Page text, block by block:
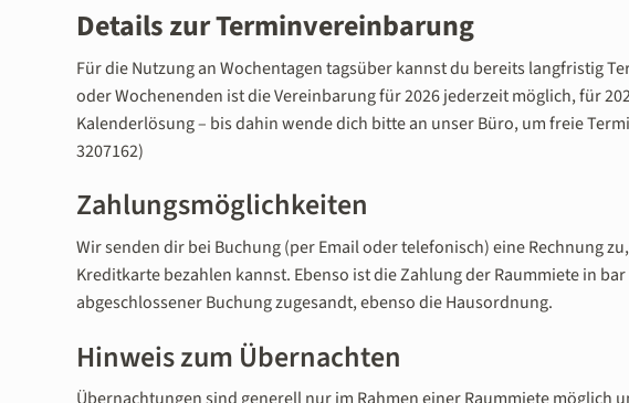
Details zur Terminvereinbarung
Für die Nutzung an Wochentagen tagsüber kannst du bereits langfristig
oder Wochenenden ist die Vereinbarung für 2026 jederzeit möglich, für
Kalenderlösung – bis dahin wende dich bitte an unser Büro, um freie
3207162)
Zahlungsmöglichkeiten
Wir senden dir bei Buchung (per Email oder telefonisch) eine Rechnung
Kreditkarte bezahlen kannst. Ebenso ist die Zahlung der Raummiete in
abgeschlossener Buchung zugesandt, ebenso die Hausordnung.
Hinweis zum Übernachten